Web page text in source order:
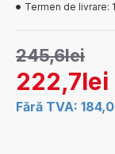
222,7lei
245,6lei
Fără TVA:
Termen de livrare: